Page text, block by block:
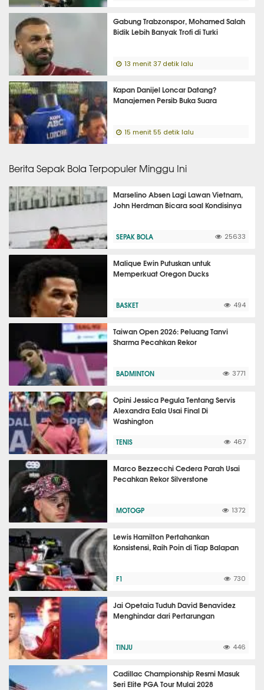
Gabung Trabzonspor, Mohamed Salah
Bidik Lebih Banyak Trofi di Turki
13 menit 37 detik lalu
Kapan Danijel Loncar Datang?
Manajemen Persib Buka Suara
15 menit 55 detik lalu
Berita Sepak Bola Terpopuler Minggu Ini
Marselino Absen Lagi Lawan Vietnam,
John Herdman Bicara soal Kondisinya
SEPAK BOLA 25633
Malique Ewin Putuskan untuk
Memperkuat Oregon Ducks
BASKET 494
Taiwan Open 2026: Peluang Tanvi
Sharma Pecahkan Rekor
BADMINTON 3771
Opini Jessica Pegula Tentang Servis
Alexandra Eala Usai Final Di
Washington
TENIS 467
Marco Bezzecchi Cedera Parah Usai
Pecahkan Rekor Silverstone
MOTOGP 1372
Lewis Hamilton Pertahankan
Konsistensi, Raih Poin di Tiap Balapan
F1 730
Jai Opetaia Tuduh David Benavidez
Menghindar dari Pertarungan
TINJU 446
Cadillac Championship Resmi Masuk
Seri Elite PGA Tour Mulai 2028